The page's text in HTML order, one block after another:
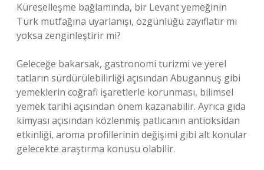
Küreselleşme bağlamında, bir Levant yemeğinin
Türk mutfağına uyarlanışı, özgünlüğü zayıflatır mı
yoksa zenginleştirir mi?
Geleceğe bakarsak, gastronomi turizmi ve yerel
tatların sürdürülebilirliği açısından Abugannuş gibi
yemeklerin coğrafi işaretlerle korunması, bilimsel
yemek tarihi açısından önem kazanabilir. Ayrıca gıda
kimyası açısından közlenmiş patlıcanın antioksidan
etkinliği, aroma profillerinin değişimi gibi alt konular
gelecekte araştırma konusu olabilir.